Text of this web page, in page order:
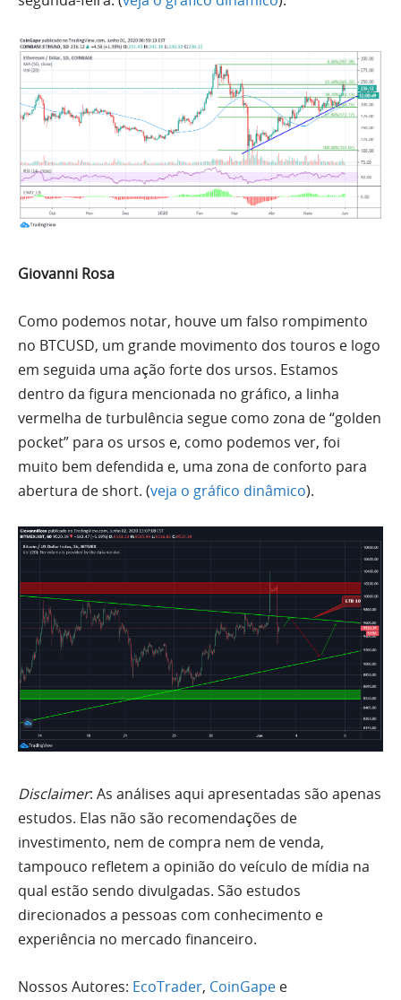
Giovanni Rosa
Como podemos notar, houve um falso rompimento
no BTCUSD, um grande movimento dos touros e logo
em seguida uma ação forte dos ursos. Estamos
dentro da figura mencionada no gráfico, a linha
vermelha de turbulência segue como zona de “golden
pocket” para os ursos e, como podemos ver, foi
muito bem defendida e, uma zona de conforto para
abertura de short. (veja o gráfico dinâmico).
Disclaimer: As análises aqui apresentadas são apenas
estudos. Elas não são recomendações de
investimento, nem de compra nem de venda,
tampouco refletem a opinião do veículo de mídia na
qual estão sendo divulgadas. São estudos
direcionados a pessoas com conhecimento e
experiência no mercado financeiro.
Nossos Autores: EcoTrader, CoinGape e